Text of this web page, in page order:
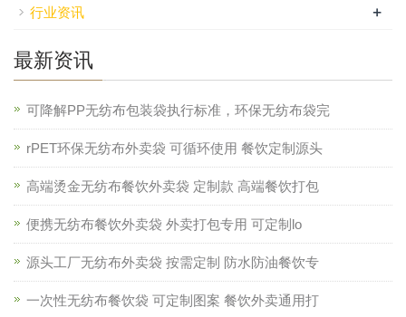
行业资讯 +
最新资讯
可降解PP无纺布包装袋执行标准，环保无纺布袋完
rPET环保无纺布外卖袋 可循环使用 餐饮定制源头
高端烫金无纺布餐饮外卖袋 定制款 高端餐饮打包
便携无纺布餐饮外卖袋 外卖打包专用 可定制lo
源头工厂无纺布外卖袋 按需定制 防水防油餐饮专
一次性无纺布餐饮袋 可定制图案 餐饮外卖通用打